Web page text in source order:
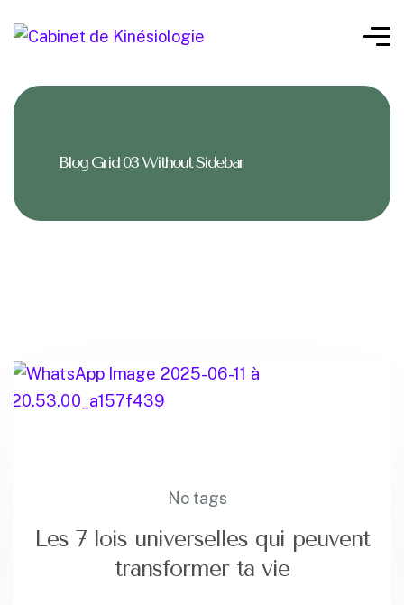
Blog Grid 03 Without Sidebar
No tags
Les 7 lois universelles qui peuvent
transformer ta vie